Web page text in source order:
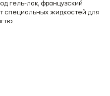
гель-лак, французский
специальных жидкостей для